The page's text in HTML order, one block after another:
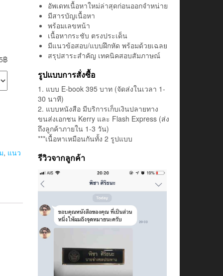
฿
, แนว
อัพเดทเนื้อหาใหม่ล่าสุดก่อนออกจำหน่าย
มีสารบัญเนื้อหา
พร้อมเลขหน้า
เนื้อหากระชับ ตรงประเด็น
มีแนวข้อสอบ/แบบฝึกหัด พร้อมด้วยเฉลย
สรุปสาระสำคัญ เทคนิคสอบสัมภาษณ์
รูปแบบการสั่งซื้อ
1. แบบ E-book 395 บาท (จัดส่งในเวลา 1-
30 นาที)
2. แบบหนังสือ มีบริการเก็บเงินปลายทาง
ขนส่งเอกชน Kerry และ Flash Express (ส่ง
ถึงลูกค้าภายใน 1-3 วัน)
***เนื้อหาเหมือนกันทั้ง 2 รูปแบบ
รีวิวจากลูกค้า